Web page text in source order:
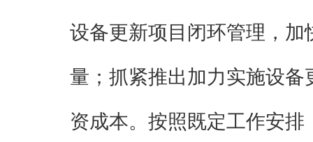
设备更新项目闭环管理，
量；抓紧推出加力实施设
资成本。按照既定工作安